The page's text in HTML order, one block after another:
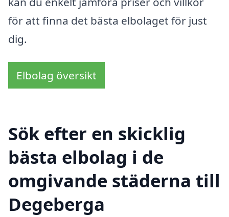
för att finna det bästa elbolaget för just
dig.
Elbolag översikt
Sök efter en skicklig
bästa elbolag i de
omgivande städerna till
Degeberga